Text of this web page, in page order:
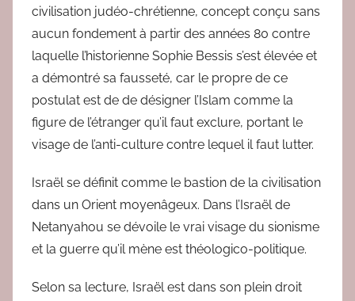
civilisation judéo-chrétienne, concept conçu sans
aucun fondement à partir des années 80 contre
laquelle l’historienne Sophie Bessis s’est élevée et
a démontré sa fausseté, car le propre de ce
postulat est de de désigner l’Islam comme la
figure de l’étranger qu’il faut exclure, portant le
visage de l’anti-culture contre lequel il faut lutter.
Israël se définit comme le bastion de la civilisation
dans un Orient moyenâgeux. Dans l’Israël de
Netanyahou se dévoile le vrai visage du sionisme
et la guerre qu’il mène est théologico-politique.
Selon sa lecture, Israël est dans son plein droit